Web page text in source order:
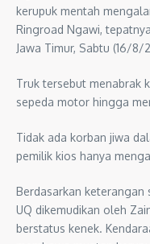
kerupuk mentah
Ringroad Ngawi,
Jawa Timur, Sabtu (16/8/
Truk tersebut menabrak
sepeda motor hingga
Tidak ada korban jiwa
pemilik kios hanya
Berdasarkan
UQ dikemudikan oleh
berstatus kenek.